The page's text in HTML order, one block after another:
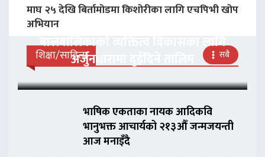
माघ २५ देखि बिर्तामोडमा किशोरीका लागि एचपिभी खोप
अभियान
शिक्षा/साहित्य सबै
बालबालिकाको व्यक्तित्व विकासका लागि
अर्जुनधारामा दुईदिने तालिम
भाषिक एकताका नायक आदिकवि
भानुभक्त आचार्यको २१३औँ जन्मजयन्ती
आज मनाइँदै